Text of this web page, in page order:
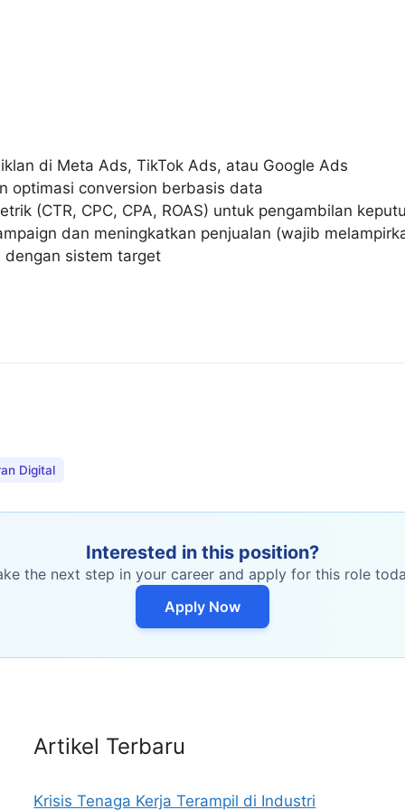
di Meta Ads, TikTok Ads, atau Google Ads
optimasi conversion berbasis data
(CTR, CPC, CPA, ROAS) untuk pengambilan
dan meningkatkan penjualan (wajib
sistem target
Digital
Interested in this position?
the next step in your career and apply for this role
Apply Now
Artikel Terbaru
Krisis Tenaga Kerja Terampil di Industri